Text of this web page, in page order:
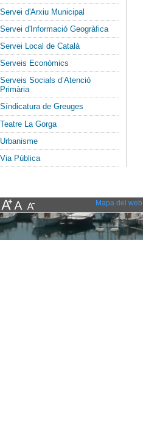
Servei d'Arxiu Municipal
Servei d'Informació Geogràfica
Servei Local de Català
Serveis Econòmics
Serveis Socials d’Atenció
Primària
Síndicatura de Greuges
Teatre La Gorga
Urbanisme
Via Pública
Mapa del web